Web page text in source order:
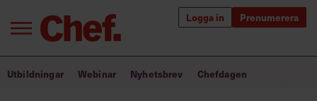
Logga in Prenumerera
Bra ledare förändrar världen
Utbildningar Webinar Nyhetsbrev Chefdagen